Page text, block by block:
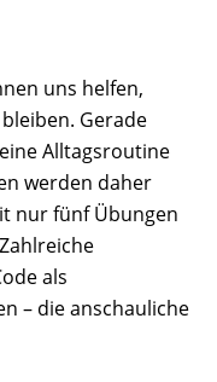
uns helfen,
Gerade
Alltagsroutine
werden daher
nur fünf Übungen
als
– die anschauliche